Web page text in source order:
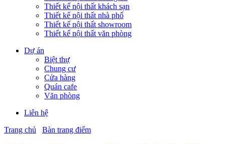
Thiết kế nội thất khách sạn
Thiết kế nội thất nhà phố
Thiết kế nội thất showroom
Thiết kế nội thất văn phòng
Dự án
Biệt thự
Chung cư
Cửa hàng
Quán cafe
Văn phòng
Liên hệ
Trang chủ
Bàn trang điểm